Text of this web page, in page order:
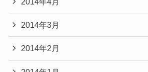
2014年3月
2014年2月